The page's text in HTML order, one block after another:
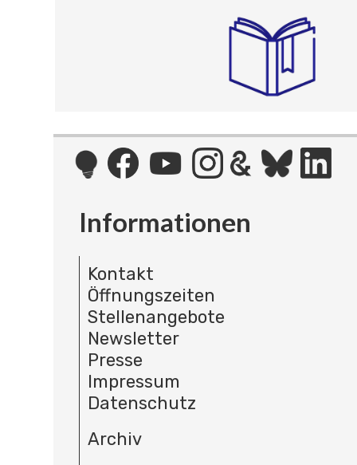
Informationen
Kontakt
Öffnungszeiten
Stellenangebote
Newsletter
Presse
Impressum
Datenschutz
Archiv